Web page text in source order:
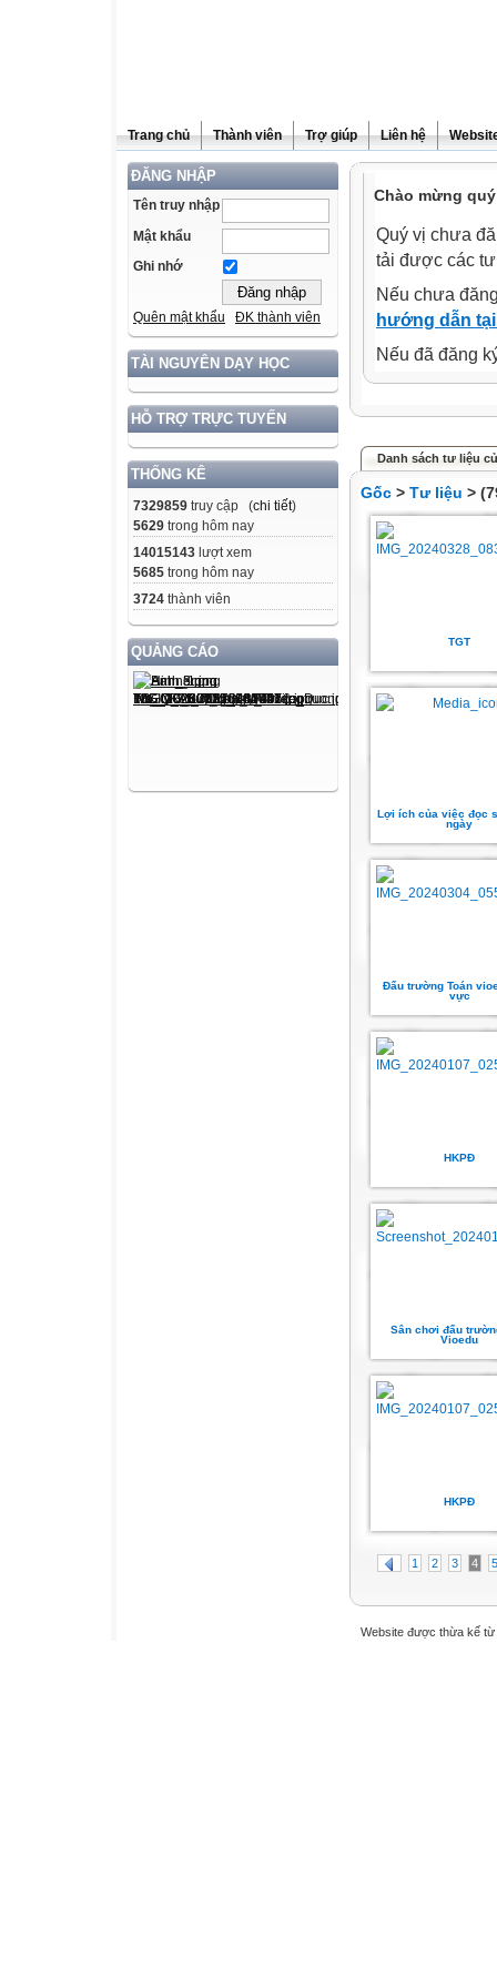
Trang chủ Thành viên Trợ giúp Liên hệ
ĐĂNG NHẬP
Tên truy nhập
Mật khẩu
Ghi nhớ
Quên mật khẩu ĐK thành viên
TÀI NGUYÊN DẠY HỌC
HỖ TRỢ TRỰC TUYẾN
THỐNG KÊ
7329859 truy cập (chi tiết)
5629 trong hôm nay
14015143 lượt xem
5685 trong hôm nay
3724 thành viên
QUẢNG CÁO
Chào mừng
Quý vị chưa
tải được các
Nếu chưa
hướng dẫn
Nếu đã đăng
Danh sách tư liệu
Gốc > Tư liệu >
TGT
Lợi ích của việc đọc
ngày
Đấu trường Toán
vực
HKPĐ
Sân chơi đấu
Vioedu
HKPĐ
1 2 3 4 5
Website được thừa kế từ